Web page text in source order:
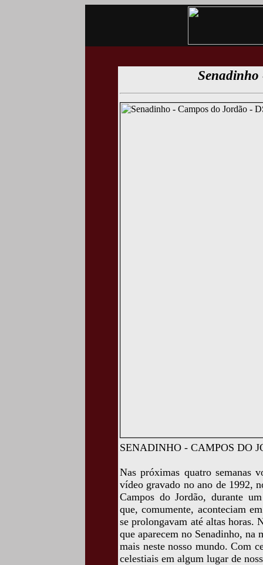
Senadinho
SENADINHO - CAMPOS DO
Nas próximas quatro semanas
vídeo gravado no ano de 1992,
Campos do Jordão, durante
que, comumente, aconteciam
se prolongavam até altas horas.
que aparecem no Senadinho, na
mais neste nosso mundo. Com
celestiais em algum lugar de